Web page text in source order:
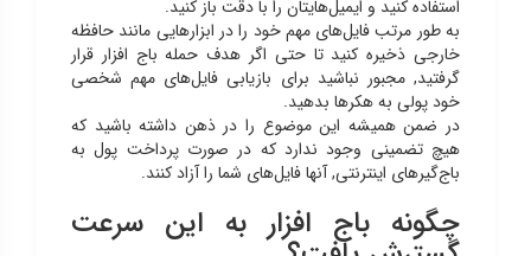
استفاده کنید و ایمیل‌هایتان را با دقت باز کنید.
به طور مرتب فایل‌های مهم خود را در ابزارهایی مانند حافظه
خارجی ذخیره کنید تا حتی اگر هدف حمله باج افزار قرار
گرفتید, مجبور نباشید برای بازیابی فایل‌های مهم شخصی
خود پولی به هکرها بدهید.
در ضمن همیشه این موضوع را در ذهن داشته باشید که
هیچ تضمینی وجود ندارد که در صورت پرداخت پول به
باج‌گیرهای اینترنتی, آنها فایل‌های شما را آزاد کنند.
چگونه باج افزار به این سرعت